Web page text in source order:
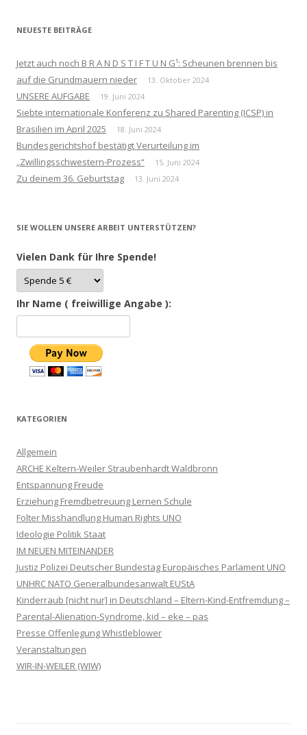
NEUESTE BEITRÄGE
Jetzt auch noch B R A N D S T I F T U N G¹: Scheunen brennen bis
auf die Grundmauern nieder
13. Oktober 2024
UNSERE AUFGABE 19. Juni 2024
Siebte internationale Konferenz zu Shared Parenting (ICSP) in
Brasilien im April 2025
18. Juni 2024
Bundesgerichtshof bestätigt Verurteilung im
„Zwillingsschwestern-Prozess“
15. Juni 2024
Zu deinem 36. Geburtstag 13. Juni 2024
SIE WOLLEN UNSERE ARBEIT UNTERSTÜTZEN?
Vielen Dank für Ihre Spende!
Ihr Name ( freiwillige Angabe ):
KATEGORIEN
Allgemein
ARCHE Keltern-Weiler Straubenhardt Waldbronn
Entspannung Freude
Erziehung Fremdbetreuung Lernen Schule
Folter Misshandlung Human Rights UNO
Ideologie Politik Staat
IM NEUEN MITEINANDER
Justiz Polizei Deutscher Bundestag Europäisches Parlament UNO
UNHRC NATO Generalbundesanwalt EUStA
Kinderraub [nicht nur] in Deutschland – Eltern-Kind-Entfremdung –
Parental-Alienation-Syndrome, kid – eke – pas
Presse Offenlegung Whistleblower
Veranstaltungen
WIR-IN-WEILER (WIW)